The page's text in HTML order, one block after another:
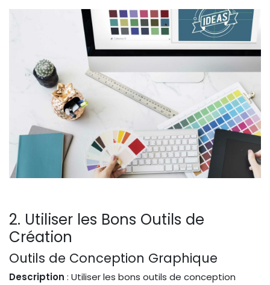
2. Utiliser les Bons Outils de
Création
Outils de Conception Graphique
Description : Utiliser les bons outils de conception